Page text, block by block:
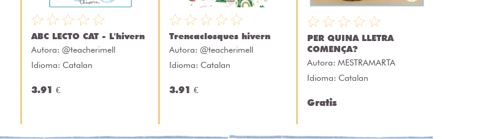
ABC LECTO CAT - L'hivern
Autora: @teacherimell
Idioma: Catalan
3.91 €
Trencaclosques hivern
Autora: @teacherimell
Idioma: Catalan
3.91 €
PER QUINA LLETRA
COMENÇA?
Autora: MESTRAMARTA
Idioma: Catalan
Gratis